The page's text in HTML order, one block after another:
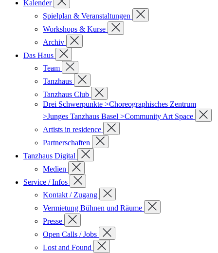
Kalender
Spielplan & Veranstaltungen
Workshops & Kurse
Archiv
Das Haus
Team
Tanzhaus
Tanzhaus Club
Drei Schwerpunkte >Choreographisches Zentrum
>Junges Tanzhaus Basel >Community Art Space
Artists in residence
Partnerschaften
Tanzhaus Digital
Medien
Service / Infos
Kontakt / Zugang
Vermietung Bühnen und Räume
Presse
Open Calls / Jobs
Lost and Found